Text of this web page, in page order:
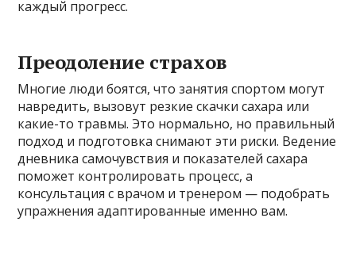
каждый прогресс.
Преодоление страхов
Многие люди боятся, что занятия спортом могут
навредить, вызовут резкие скачки сахара или
какие-то травмы. Это нормально, но правильный
подход и подготовка снимают эти риски. Ведение
дневника самочувствия и показателей сахара
поможет контролировать процесс, а
консультация с врачом и тренером — подобрать
упражнения адаптированные именно вам.